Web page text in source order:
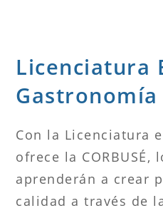
Licenciatura
Gastronomía
Con la Licenciatura
ofrece la CORBUSÉ,
aprenderán a crear
calidad a través de